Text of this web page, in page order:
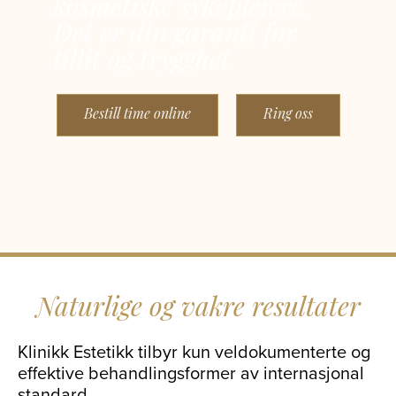
Bestill time online Ring oss
Naturlige og vakre resultater
Klinikk Estetikk tilbyr kun veldokumenterte og
effektive behandlingsformer av internasjonal